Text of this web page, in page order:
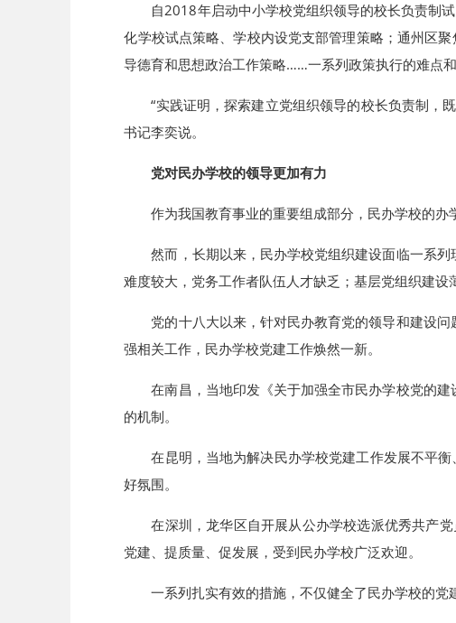
自2018年启动中小学校党组织领导的校长负责制
化学校试点策略、学校内设党支部管理策略；通州区
导德育和思想政治工作策略……一系列政策执行的难点
“实践证明，探索建立党组织领导的校长负责制，
书记李奕说。
党对民办学校的领导更加有力
作为我国教育事业的重要组成部分，民办学校的
然而，长期以来，民办学校党组织建设面临一系
难度较大，党务工作者队伍人才缺乏；基层党组织建
党的十八大以来，针对民办教育党的领导和建设
强相关工作，民办学校党建工作焕然一新。
在南昌，当地印发《关于加强全市民办学校党的
的机制。
在昆明，当地为解决民办学校党建工作发展不平
好氛围。
在深圳，龙华区自开展从公办学校选派优秀共产
党建、提质量、促发展，受到民办学校广泛欢迎。
一系列扎实有效的措施，不仅健全了民办学校的党